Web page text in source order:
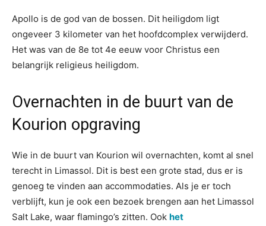
Apollo is de god van de bossen. Dit heiligdom ligt
ongeveer 3 kilometer van het hoofdcomplex verwijderd.
Het was van de 8e tot 4e eeuw voor Christus een
belangrijk religieus heiligdom.
Overnachten in de buurt van de
Kourion opgraving
Wie in de buurt van Kourion wil overnachten, komt al snel
terecht in Limassol. Dit is best een grote stad, dus er is
genoeg te vinden aan accommodaties. Als je er toch
verblijft, kun je ook een bezoek brengen aan het Limassol
Salt Lake, waar flamingo’s zitten. Ook het